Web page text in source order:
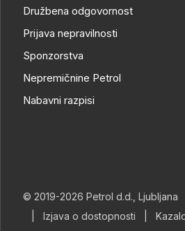
Družbena odgovornost
Prijava nepravilnosti
Sponzorstva
Nepremičnine Petrol
Nabavni razpisi
© 2019-2026 Petrol d.d., Ljubljana
Izjava o dostopnosti